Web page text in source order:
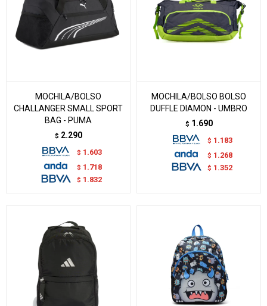
MOCHILA/BOLSO
CHALLANGER SMALL SPORT
BAG - PUMA
$ 2.290
$ 1.603
$ 1.718
$ 1.832
MOCHILA/BOLSO BOLSO
DUFFLE DIAMON - UMBRO
$ 1.690
$ 1.183
$ 1.268
$ 1.352